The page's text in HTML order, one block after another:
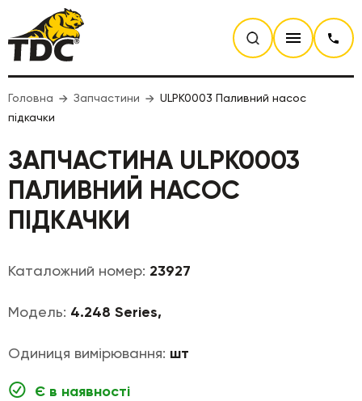
Головна Запчастини
ULPK0003 Паливний насос
підкачки
ЗАПЧАСТИНА ULPK0003
ПАЛИВНИЙ НАСОС
ПІДКАЧКИ
Каталожний номер: 23927
Модель: 4.248 Series,
Одиниця вимірювання: шт
Є в наявності